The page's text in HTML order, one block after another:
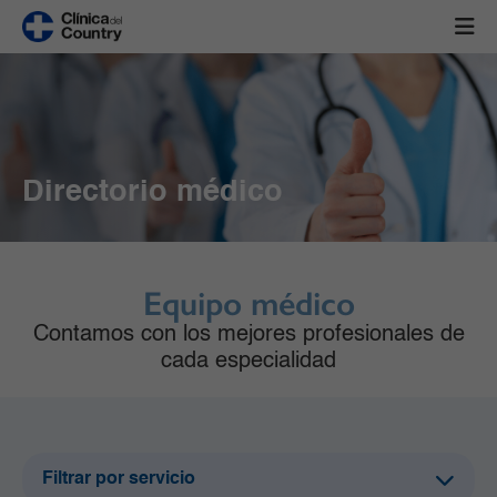
Directorio médico
Equipo médico
Contamos con los mejores profesionales de
cada especialidad
Filtrar por servicio